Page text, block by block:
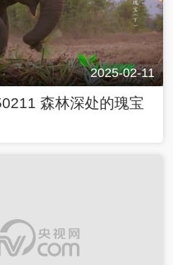
2025-02-11
森林深处的瑰宝